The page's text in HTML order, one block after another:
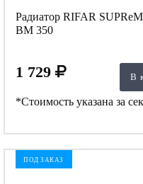
Радиатор RIFAR
BM 350
1 729 В
*Стоимость указана за
ПОД ЗАКАЗ